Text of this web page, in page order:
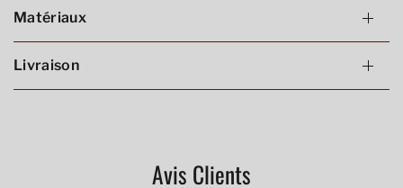
Matériaux
Livraison
Avis Clients